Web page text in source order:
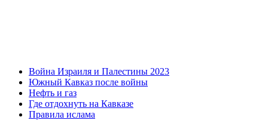
Война Израиля и Палестины 2023
Южный Кавказ после войны
Нефть и газ
Где отдохнуть на Кавказе
Правила ислама